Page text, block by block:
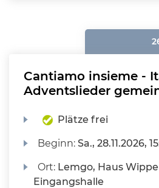
Cantiamo insieme -
Adventslieder
Plätze frei
Beginn:Sa., 28.11.2026,
Ort: Lemgo, Haus
Eingangshalle